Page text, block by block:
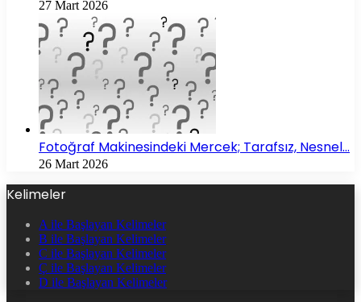
27 Mart 2026
Fotoğraf Makinesindeki Mercek; Tarafsız, Nesnel…
26 Mart 2026
Kelimeler
A ile Başlayan Kelimeler
B ile Başlayan Kelimeler
C ile Başlayan Kelimeler
Ç ile Başlayan Kelimeler
D ile Başlayan Kelimeler